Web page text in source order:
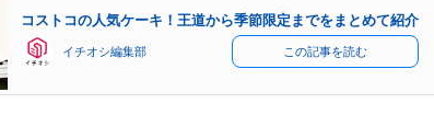
コストコの人気ケーキ！王道から季節限定までをまとめて紹介
イチオシ編集部 この記事を読む